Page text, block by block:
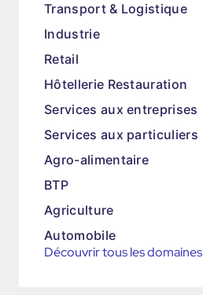
Transport & Logistique
Industrie
Retail
Hôtellerie Restauration
Services aux entreprises
Services aux particuliers
Agro-alimentaire
BTP
Agriculture
Automobile
Découvrir tous les domaines